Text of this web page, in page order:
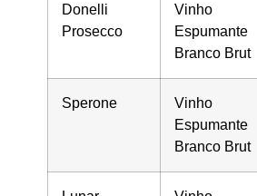
Donelli
Prosecco
Vinho
Espumante
Branco Brut
Sperone
Vinho
Espumante
Branco Brut